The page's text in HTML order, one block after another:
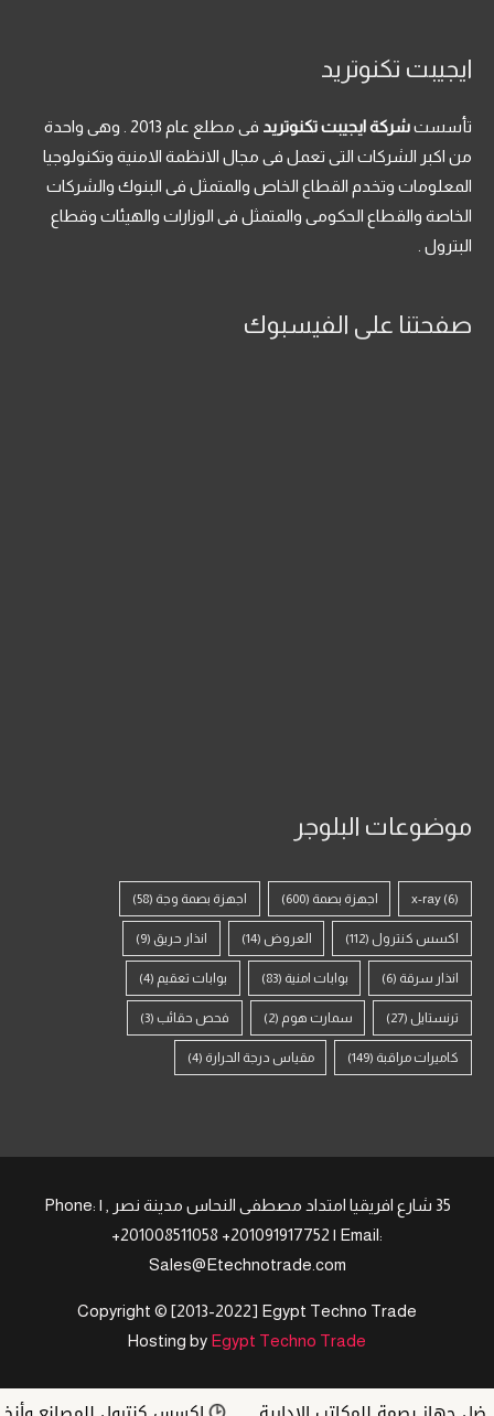
ايجيبت تكنوتريد
تأسستشركة ايجيبت تكنوتريد
فى مطلع عام 2013 . وهى واحدة
من اكبر الشركات التى تعمل فى مجال الانظمة الامنية وتكنولوجيا
المعلومات وتخدم القطاع الخاص والمتمثل فى البنوك والشركات
الخاصة والقطاع الحكومى والمتمثل فى الوزارات والهيئات وقطاع
البترول .
صفحتنا على الفيسبوك
موضوعات البلوجر
x-ray (6) اجهزة بصمة (600) اجهزة بصمة وجة (58)
اكسس كنترول (112) العروض (14) انذار حريق (9)
انذار سرقة (6) بوابات امنية (83) بوابات تعقيم (4)
ترنستايل (27) سمارت هوم (2) فحص حقائب (3)
كاميرات مراقبة (149) مقياس درجة الحرارة (4)
35 شارع افريقيا امتداد مصطفى النحاس مدينة نصر , | Phone:
+201008511058 +201091917752 | Email:
Sales@Etechnotrade.com
Copyright © [2013-2022] Egypt Techno Trade
Hosting by Egypt Techno Trade